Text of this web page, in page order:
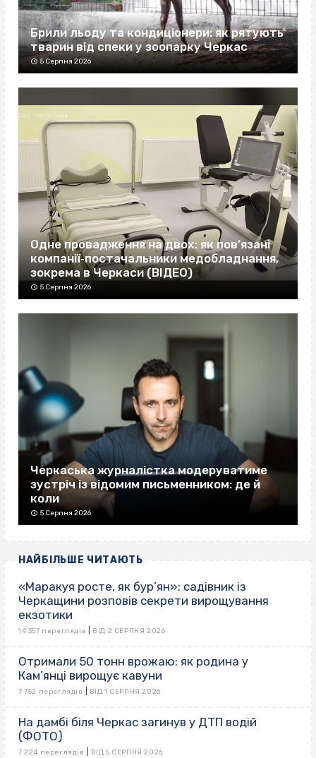
Брили льоду та кондиціонери: як рятують
тварин від спеки у зоопарку Черкас
5 Серпня 2026
Одне провадження на двох: як пов’язані
компанії‐постачальники медобладнання,
зокрема в Черкаси (ВІДЕО)
5 Серпня 2026
Черкаська журналістка модеруватиме
зустріч із відомим письменником: де й
коли
5 Серпня 2026
НАЙБІЛЬШЕ ЧИТАЮТЬ
«Маракуя росте, як бур’ян»: садівник із
Черкащини розповів секрети вирощування
екзотики
14 357 переглядів ВІД 2 СЕРПНЯ 2026
Отримали 50 тонн врожаю: як родина у
Кам’янці вирощує кавуни
7 752 переглядів ВІД 1 СЕРПНЯ 2026
На дамбі біля Черкас загинув у ДТП водій
(ФОТО)
7 224 переглядів ВІД 5 СЕРПНЯ 2026